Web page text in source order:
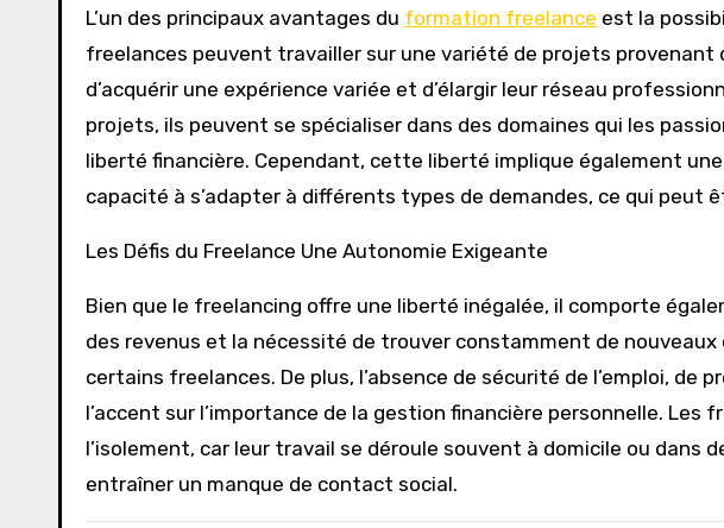
L’un des principaux avantages du formation freelance est la
freelances peuvent travailler sur une variété de projets
d’acquérir une expérience variée et d’élargir leur réseau
projets, ils peuvent se spécialiser dans des domaines qui les
liberté financière. Cependant, cette liberté implique également
capacité à s’adapter à différents types de demandes, ce qui peut
Les Défis du Freelance Une Autonomie Exigeante
Bien que le freelancing offre une liberté inégalée, il comporte
des revenus et la nécessité de trouver constamment de
certains freelances. De plus, l’absence de sécurité de l’emploi, de
l’accent sur l’importance de la gestion financière personnelle. Les
l’isolement, car leur travail se déroule souvent à domicile ou dans
entraîner un manque de contact social.